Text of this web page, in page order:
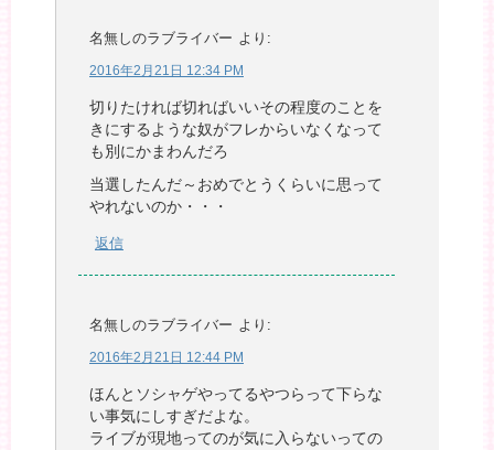
名無しのラブライバー より:
2016年2月21日 12:34 PM
切りたければ切ればいいその程度のことを
きにするような奴がフレからいなくなって
も別にかまわんだろ
当選したんだ～おめでとうくらいに思って
やれないのか・・・
返信
名無しのラブライバー より:
2016年2月21日 12:44 PM
ほんとソシャゲやってるやつらって下らな
い事気にしすぎだよな。
ライブが現地ってのが気に入らないっての